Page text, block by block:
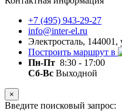
+7 (495) 943-29-27
info@inter-el.ru
Электросталь, 144001,
Построить маршрут в
Пн-Пт 8:30 - 17:00
Сб-Вс Выходной
×
Введите поисковый запрос: